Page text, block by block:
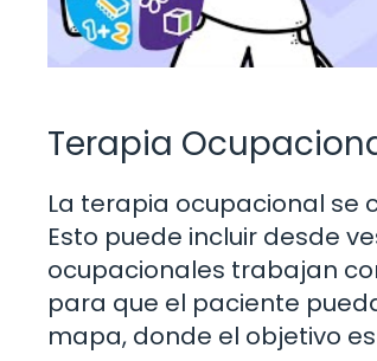
Terapia
La terapia ocupacional se
Esto puede incluir desde
ocupacionales trabajan
para que el paciente
mapa, donde el objetivo